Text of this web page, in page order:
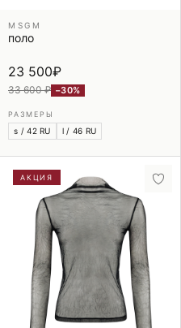
MSGM
поло
23 500₽
33 600 ₽ −30%
РАЗМЕРЫ
s / 42 RU l / 46 RU
АКЦИЯ